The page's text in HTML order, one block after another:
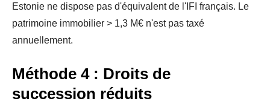
Estonie ne dispose pas d'équivalent de l'IFI français. Le
patrimoine immobilier > 1,3 M€ n'est pas taxé
annuellement.
Méthode 4 : Droits de
succession réduits